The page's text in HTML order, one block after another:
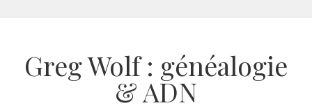
contenuGreg Wolf : généalogie
& ADN